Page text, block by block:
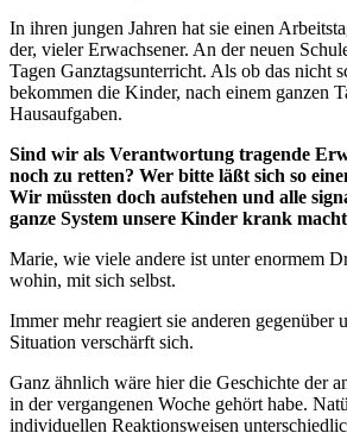
In ihren jungen Jahren hat sie einen
der, vieler Erwachsener. An der neuen
Tagen Ganztagsunterricht. Als ob das nicht
bekommen die Kinder, nach einem ganzen
Hausaufgaben.
Sind wir als Verantwortung tragende
noch zu retten? Wer bitte läßt sich so
Wir müssten doch aufstehen und alle
ganze System unsere Kinder krank
Marie, wie viele andere ist unter enormem
wohin, mit sich selbst.
Immer mehr reagiert sie anderen gegenüber
Situation verschärft sich.
Ganz ähnlich wäre hier die Geschichte der
in der vergangenen Woche gehört habe.
individuellen Reaktionsweisen